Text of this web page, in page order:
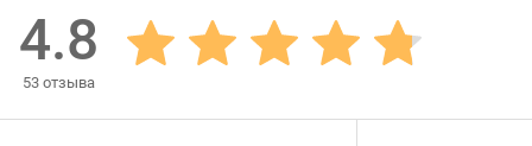
4.8
53 отзыва